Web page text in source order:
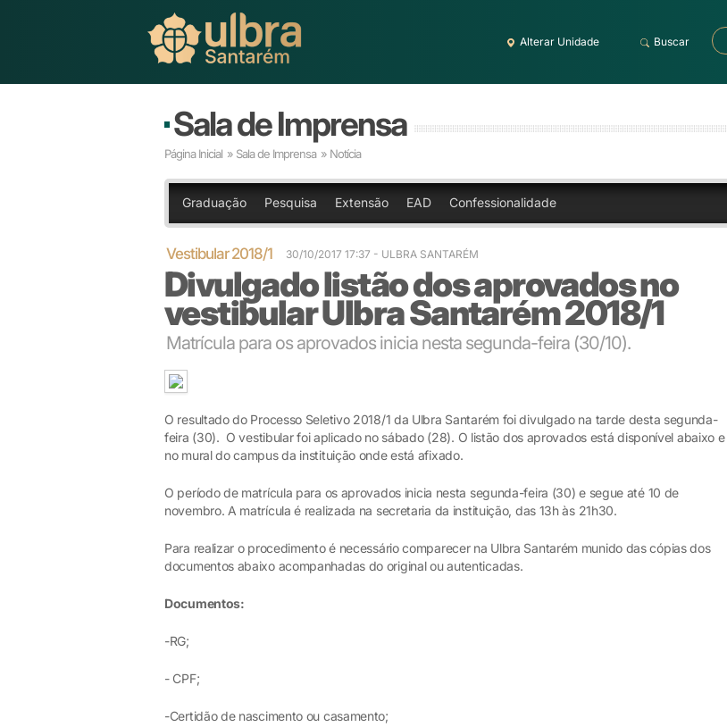
Alterar Unidade Buscar
Sala de Imprensa
Página Inicial » Sala de Imprensa » Notícia
Graduação Pesquisa Extensão EAD Confessionalidade
Vestibular 2018/1 30/10/2017 17:37 - ULBRA SANTARÉM
Divulgado listão dos aprovados no
vestibular Ulbra Santarém 2018/1
Matrícula para os aprovados inicia nesta segunda-feira (30/10).
O resultado do Processo Seletivo 2018/1 da Ulbra Santarém foi divulgado na tarde desta segunda-
feira (30). O vestibular foi aplicado no sábado (28). O listão dos aprovados está disponível abaixo e
no mural do campus da instituição onde está afixado.
O período de matrícula para os aprovados inicia nesta segunda-feira (30) e segue até 10 de
novembro. A matrícula é realizada na secretaria da instituição, das 13h às 21h30.
Para realizar o procedimento é necessário comparecer na Ulbra Santarém munido das cópias dos
documentos abaixo acompanhadas do original ou autenticadas.
Documentos:
-RG;
- CPF;
-Certidão de nascimento ou casamento;